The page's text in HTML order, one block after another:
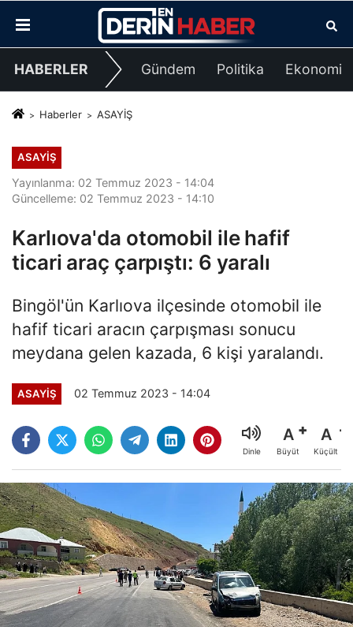
HABERLER Gündem Politika Ekonomi
Haberler ASAYİŞ
ASAYİŞ
Yayınlanma: 02 Temmuz 2023 - 14:04
Güncelleme: 02 Temmuz 2023 - 14:10
Karlıova'da otomobil ile hafif
ticari araç çarpıştı: 6 yaralı
Bingöl'ün Karlıova ilçesinde otomobil ile
hafif ticari aracın çarpışması sonucu
meydana gelen kazada, 6 kişi yaralandı.
ASAYİŞ 02 Temmuz 2023 - 14:04
Dinle
A
Büyüt
A
Küçült